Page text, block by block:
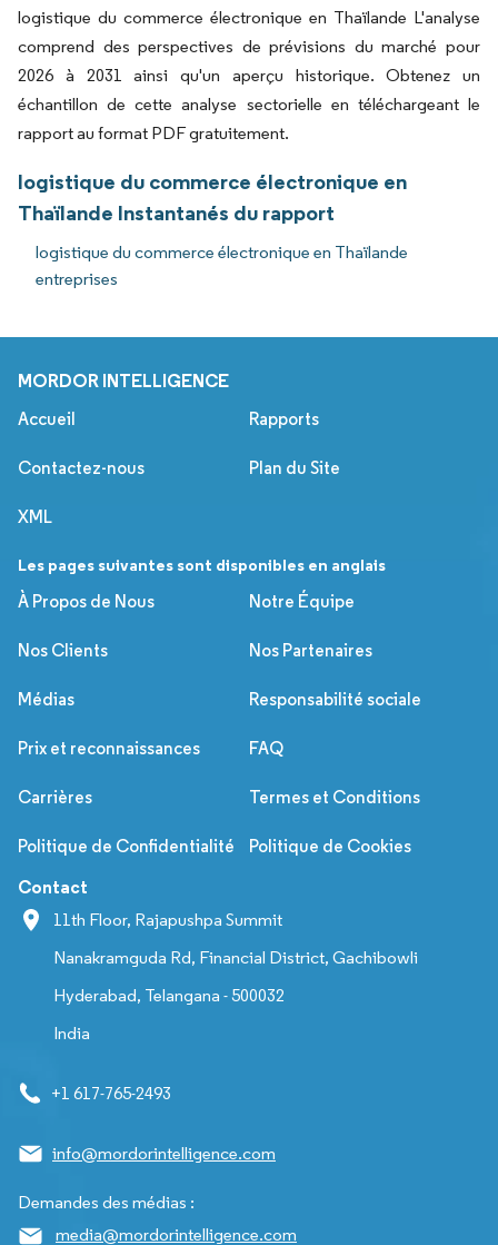
logistique du commerce électronique en Thaïlande L'analyse
comprend des perspectives de prévisions du marché pour
2026 à 2031 ainsi qu'un aperçu historique. Obtenez un
échantillon de cette analyse sectorielle en téléchargeant le
rapport au format PDF gratuitement.
logistique du commerce électronique en
Thaïlande Instantanés du rapport
logistique du commerce électronique en Thaïlande
entreprises
MORDOR INTELLIGENCE
Accueil Rapports
Contactez-nous Plan du Site
XML
Les pages suivantes sont disponibles en anglais
À Propos de Nous
Notre Équipe
Nos Clients Nos Partenaires
Médias Responsabilité sociale
Prix et reconnaissances FAQ
Carrières Termes et Conditions
Politique de Confidentialité Politique de Cookies
Contact
11th Floor, Rajapushpa Summit
Nanakramguda Rd, Financial District, Gachibowli
Hyderabad, Telangana - 500032
India
+1 617-765-2493
info@mordorintelligence.com
Demandes des médias :
media@mordorintelligence.com